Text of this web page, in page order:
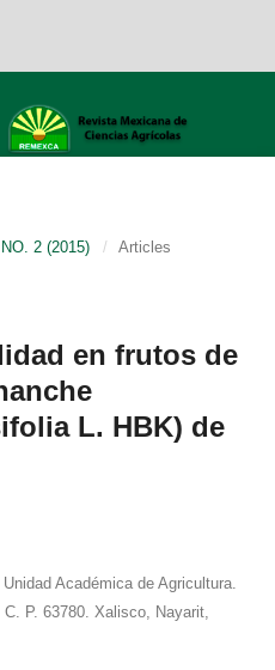
2 (2015) / Articles
en frutos de
L. HBK) de
Académica de Agricultura.
P. 63780. Xalisco, Nayarit,